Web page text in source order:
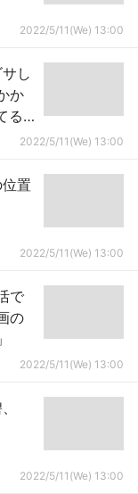
2022/5/11(We) 13:00
し
か
る
2022/5/11(We) 13:00
置
2022/5/11(We) 13:00
で
の
2022/5/11(We) 13:00
2022/5/11(We) 13:00